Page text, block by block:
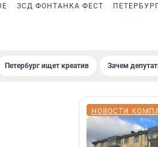
ЗСД ФОНТАНКА ФЕСТ
Петербург ищет креатив Зачем
НОВОСТИ